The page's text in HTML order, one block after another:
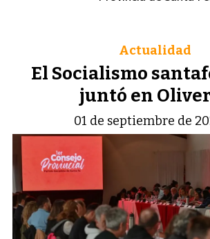
El Socialismo
juntó en
Actualidad
01 de septiembre de